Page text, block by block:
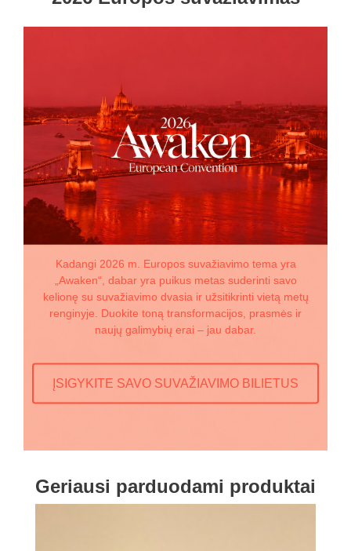
Kadangi 2026 m. Europos suvažiavimo tema yra
„Awaken“, dabar yra puikus metas suderinti savo
kelionę su suvažiavimo dvasia ir užsitikrinti vietą metų
renginyje. Duokite toną transformacijos, prasmės ir
naujų galimybių erai – jau dabar.
ĮSIGYKITE SAVO SUVAŽIAVIMO BILIETUS
Geriausi parduodami produktai